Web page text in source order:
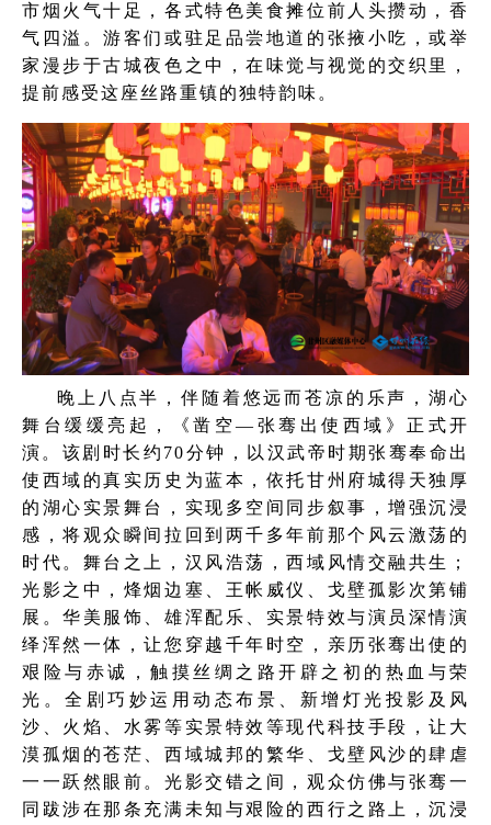
市烟火气十足，各式特色美食摊位前人头攒动，香
气四溢。游客们或驻足品尝地道的张掖小吃，或举
家漫步于古城夜色之中，在味觉与视觉的交织里，
提前感受这座丝路重镇的独特韵味。
晚上八点半，伴随着悠远而苍凉的乐声，湖心
舞台缓缓亮起，《凿空—张骞出使西域》正式开
演。该剧时长约70分钟，以汉武帝时期张骞奉命出
使西域的真实历史为蓝本，依托甘州府城得天独厚
的湖心实景舞台，实现多空间同步叙事，增强沉浸
感，将观众瞬间拉回到两千多年前那个风云激荡的
时代。舞台之上，汉风浩荡，西域风情交融共生；
光影之中，烽烟边塞、王帐威仪、戈壁孤影次第铺
展。华美服饰、雄浑配乐、实景特效与演员深情演
绎浑然一体，让您穿越千年时空，亲历张骞出使的
艰险与赤诚，触摸丝绸之路开辟之初的热血与荣
光。全剧巧妙运用动态布景、新增灯光投影及风
沙、火焰、水雾等实景特效等现代科技手段，让大
漠孤烟的苍茫、西域城邦的繁华、戈壁风沙的肆虐
一一跃然眼前。光影交错之间，观众仿佛与张骞一
同跋涉在那条充满未知与艰险的西行之路上，沉浸